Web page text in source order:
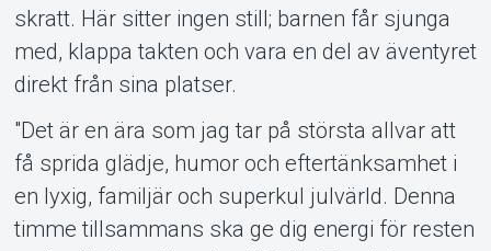
skratt. Här sitter ingen still; barnen får sjunga
med, klappa takten och vara en del av äventyret
direkt från sina platser.
"Det är en ära som jag tar på största allvar att
få sprida glädje, humor och eftertänksamhet i
en lyxig, familjär och superkul julvärld. Denna
timme tillsammans ska ge dig energi för resten